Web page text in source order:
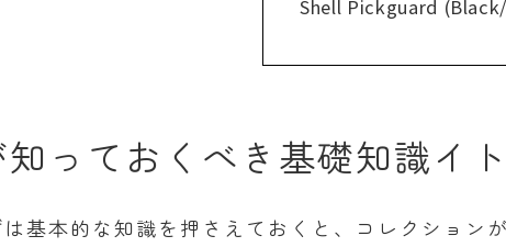
Shell Pickguard
っておくべき基礎知識イ
基本的な知識を押さえておくと、コレクション